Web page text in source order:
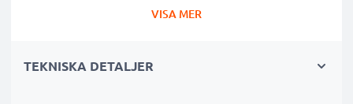
mer därtill. Det är därför de levereras med 3 års
VISA MER
TEKNISKA DETALJER